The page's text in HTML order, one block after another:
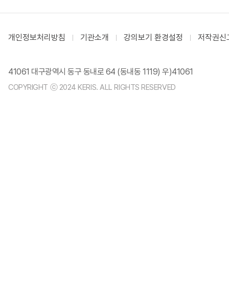
개인정보처리방침 기관소개 강의보기 환경설정 저작권신
41061 대구광역시 동구 동내로 64 (동내동 1119) 우)41061
COPYRIGHT ⓒ 2024 KERIS. ALL RIGHTS RESERVED